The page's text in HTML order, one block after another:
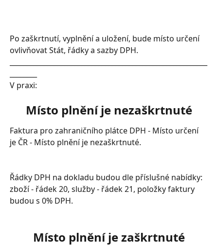
Po zaškrtnutí, vyplnění a uložení, bude místo určení
ovlivňovat Stát, řádky a sazby DPH.
V praxi:
Místo plnění je nezaškrtnuté
Faktura pro zahraničního plátce DPH - Místo určení
je ČR - Místo plnění je nezaškrtnuté.
Řádky DPH na dokladu budou dle příslušné nabídky:
zboží - řádek 20, služby - řádek 21, položky faktury
budou s 0% DPH.
Místo plnění je zaškrtnuté